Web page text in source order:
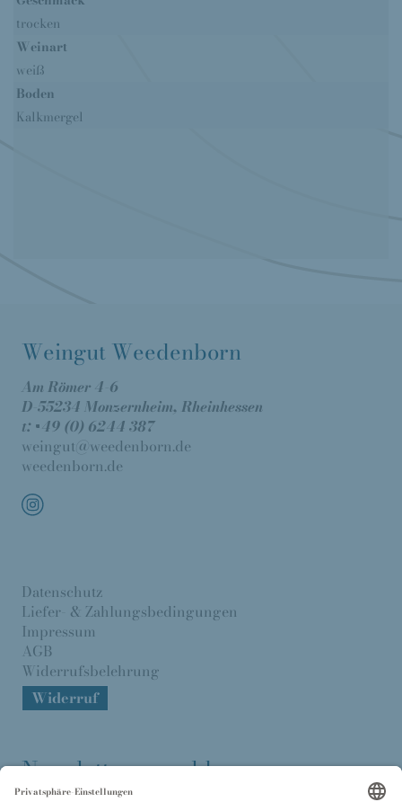
trocken
Weinart
weiß
Boden
Kalkmergel
Weingut Weedenborn
Am Römer 4-6
D-55234 Monzernheim, Rheinhessen
t: +49 (0) 6244 387
weingut@weedenborn.de
weedenborn.de
Datenschutz
Liefer- & Zahlungsbedingungen
Impressum
AGB
Widerrufsbelehrung
Widerruf
Newsletter anmelden